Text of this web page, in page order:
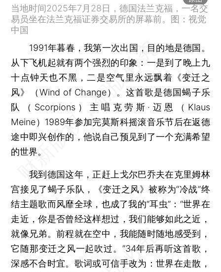
当地时间2025年7月28日，德国法兰克福，一名交
易员坐在法兰克福证券交易所的屏幕前。图：视觉
中国
1991年暮春，我第一次出国，目的地是德国。
从下飞机起就有两个强烈的印象：一是到了晚上九
十点钟天也不黑，二是空气里永远飘着《变迁之
风》（Wind of Change）。这首歌是德国蝎子乐
队（Scorpions）主唱克劳斯·迈恩（Klaus
Meine）1989年参加完莫斯科摇滚音乐节后在返德
途中即兴创作的，他说自己预见到了一个充满希望
的世界。
我到德国这年，正赶上戈尔巴乔夫在克里姆林
宫接见了蝎子乐队，《变迁之风》被称为“冷战”终
结主题歌而风靡全球，也成了我的“耳虫”：“世界在
走近，你是否曾经这样想过，我们能够如此之近，
就像兄弟。前程就在空中，我能随时随地感受到，
它随那变迁之风一起吹过。”34年后再听这首歌，
深感不合时宜。歌词或可信手改为：世界在走散，